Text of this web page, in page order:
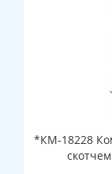
*КМ-18228